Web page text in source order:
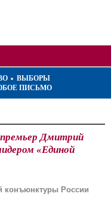
ВЫБОРЫ
ПИСЬМО
Дмитрий
«Единой
конъюнктуры России